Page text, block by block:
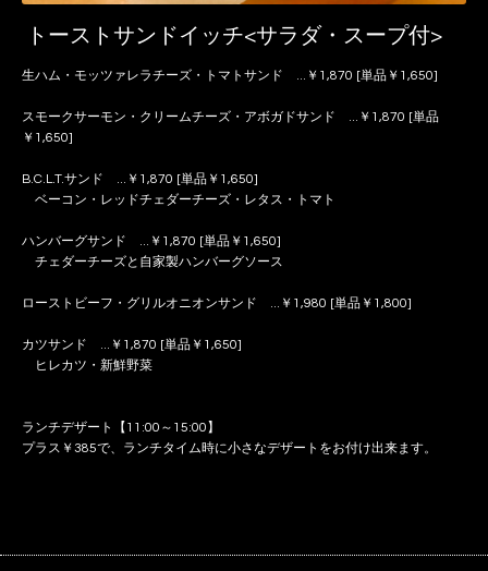
トーストサンドイッチ<サラダ・スープ付>
生ハム・モッツァレラチーズ・トマトサンド ...￥1,870 [単品￥1,650]
スモークサーモン・クリームチーズ・アボガドサンド ...￥1,870 [単品
￥1,650]
B.C.L.T.サンド ...￥1,870 [単品￥1,650]
ベーコン・レッドチェダーチーズ・レタス・トマト
ハンバーグサンド ...￥1,870 [単品￥1,650]
チェダーチーズと自家製ハンバーグソース
ローストビーフ・グリルオニオンサンド ...￥1,980 [単品￥1,800]
カツサンド ...￥1,870 [単品￥1,650]
ヒレカツ・新鮮野菜
ランチデザート【11:00～15:00】
プラス￥385で、ランチタイム時に小さなデザートをお付け出来ます。